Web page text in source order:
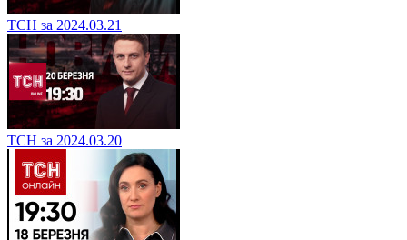
ТСН за 2024.03.21
ТСН за 2024.03.20